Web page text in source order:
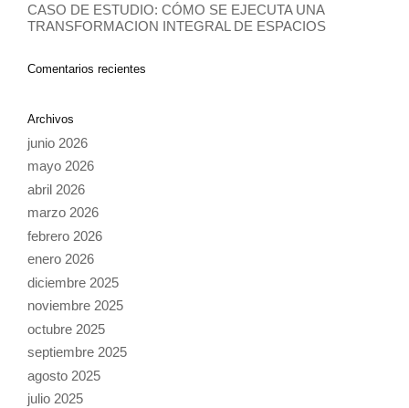
CASO DE ESTUDIO: CÓMO SE EJECUTA UNA
TRANSFORMACION INTEGRAL DE ESPACIOS
Comentarios recientes
Archivos
junio 2026
mayo 2026
abril 2026
marzo 2026
febrero 2026
enero 2026
diciembre 2025
noviembre 2025
octubre 2025
septiembre 2025
agosto 2025
julio 2025